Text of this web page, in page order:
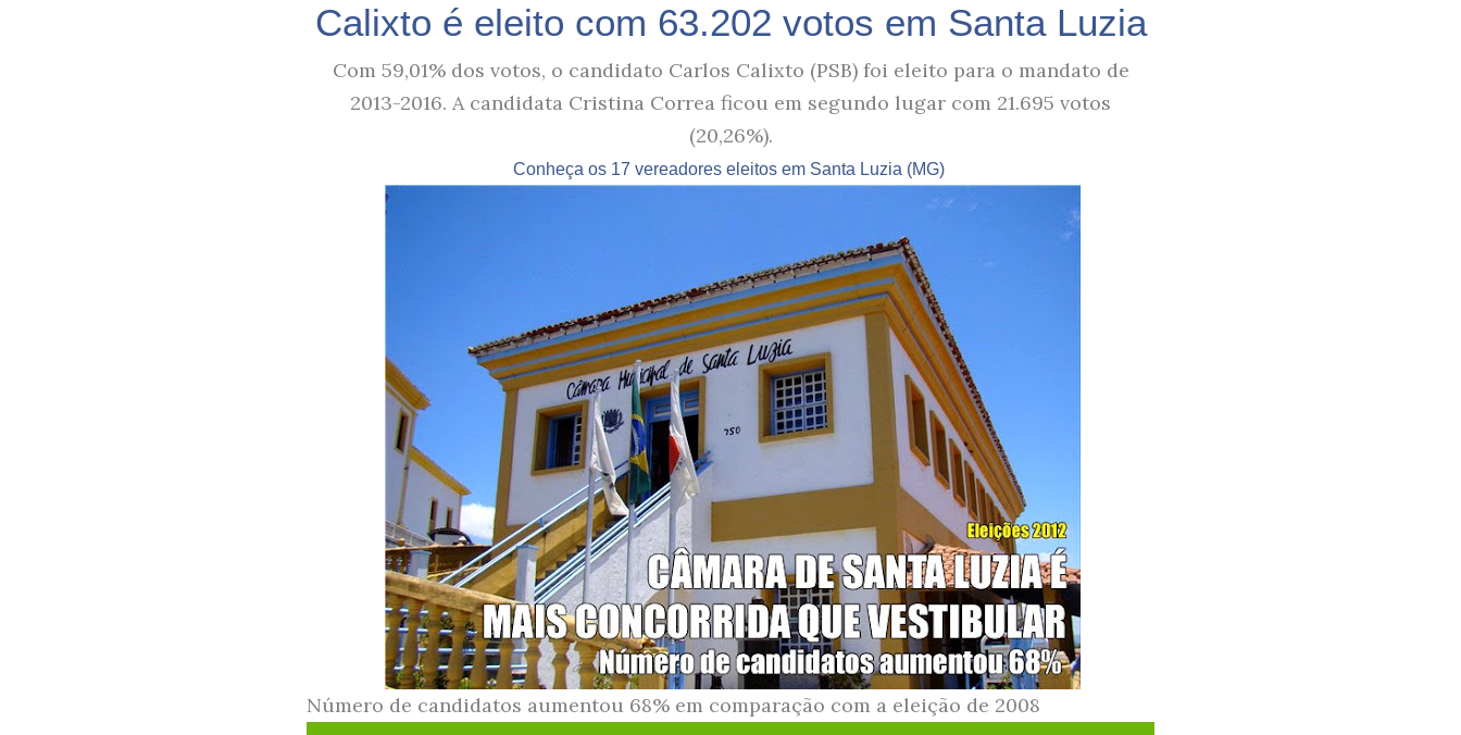
Calixto é eleito com 63.202 votos em Santa Luzia
Com 59,01% dos votos, o candidato Carlos Calixto (PSB) foi eleito para o mandato de
2013-2016. A candidata Cristina Correa ficou em segundo lugar com 21.695 votos
(20,26%).
Conheça os 17 vereadores eleitos em Santa Luzia (MG)
Número de candidatos aumentou 68% em comparação com a eleição de 2008